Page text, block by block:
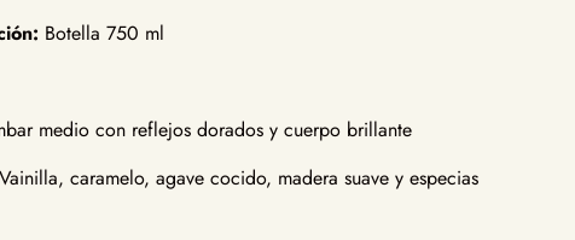
Botella 750 ml
medio con reflejos dorados y cuerpo brillante
Vainilla, caramelo, agave cocido, madera suave y especias